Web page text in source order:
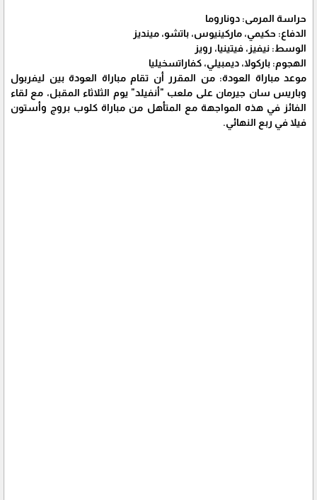
حراسة المرمى: دوناروما
الدفاع: حكيمي، ماركينيوس، باتشو، مينديز
الوسط: نيفيز، فيتينيا، رويز
الهجوم: باركولا، ديمبيلي، كفاراتسخيليا
موعد مباراة العودة: من المقرر أن تقام مباراة العودة بين ليفربول
وباريس سان جيرمان على ملعب "أنفيلد" يوم الثلاثاء المقبل، مع لقاء
الفائز في هذه المواجهة مع المتأهل من مباراة كلوب بروج وأستون
فيلا في ربع النهائي.